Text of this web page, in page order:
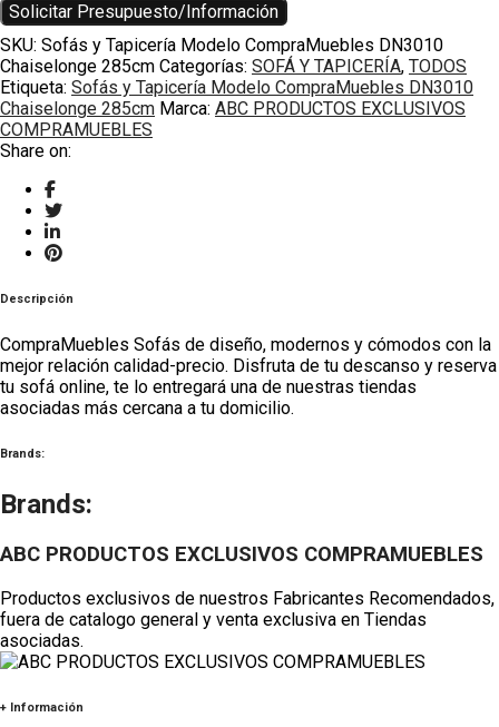
Solicitar Presupuesto/Información
SKU: Sofás y Tapicería Modelo CompraMuebles DN3010
Chaiselonge 285cm Categorías: SOFÁ Y TAPICERÍA, TODOS
Etiqueta: Sofás y Tapicería Modelo CompraMuebles DN3010
Chaiselonge 285cm Marca: ABC PRODUCTOS EXCLUSIVOS
COMPRAMUEBLES
Share on:
Descripción
CompraMuebles Sofás de diseño, modernos y cómodos con la
mejor relación calidad-precio. Disfruta de tu descanso y reserva
tu sofá online, te lo entregará una de nuestras tiendas
asociadas más cercana a tu domicilio.
Brands:
Brands:
ABC PRODUCTOS EXCLUSIVOS COMPRAMUEBLES
Productos exclusivos de nuestros Fabricantes Recomendados,
fuera de catalogo general y venta exclusiva en Tiendas
asociadas.
+ Información